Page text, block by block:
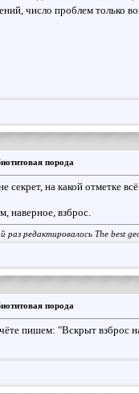
число проблем только
порода
секрет, на какой отметке
наверное, взброс.
раз редактировалось The best
порода
пишем: "Вскрыт взброс